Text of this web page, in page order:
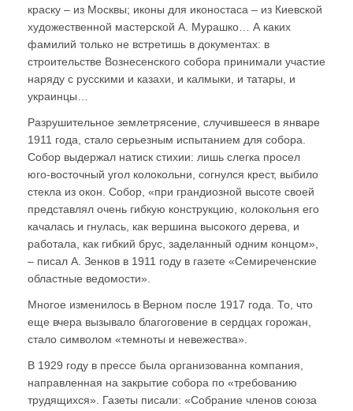
краску – из Москвы; иконы для иконостаса – из Киевской
художественной мастерской А. Мурашко… А каких
фамилий только не встретишь в документах: в
строительстве Вознесенского собора принимали участие
наряду с русскими и казахи, и калмыки, и татары, и
украинцы…
Разрушительное землетрясение, случившееся в январе
1911 года, стало серьезным испытанием для собора.
Собор выдержал натиск стихии: лишь слегка просел
юго-восточный угол колокольни, согнулся крест, выбило
стекла из окон. Собор, «при грандиозной высоте своей
представлял очень гибкую конструкцию, колокольня его
качалась и гнулась, как вершина высокого дерева, и
работала, как гибкий брус, заделанный одним концом»,
– писал А. Зенков в 1911 году в газете «Семиреченские
областные ведомости».
Многое изменилось в Верном после 1917 года. То, что
еще вчера вызывало благоговение в сердцах горожан,
стало символом «темноты и невежества».
В 1929 году в прессе была организованна компания,
направленная на закрытие собора по «требованию
трудящихся». Газеты писали: «Собрание членов союза